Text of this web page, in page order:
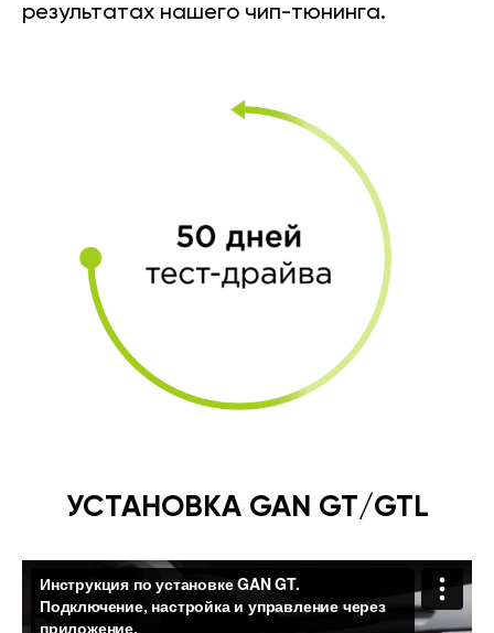
результатах нашего чип-тюнинга.
УСТАНОВКА GAN GT/GTL